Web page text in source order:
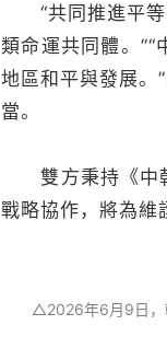
“共同推進平等
類命運共同體。
地區和平與發展。
當。
雙方秉持《中朝
戰略協作，將為維
△2026年6月9日，朝